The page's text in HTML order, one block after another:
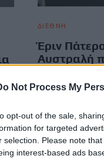
Not Process My
opt-out of the sale,
for targeted
selection. Please note
interest-based ads
ΔΙΕΘΝΗ
Έριν
Αυστραλή
Σε τρεις ισόβια
οποίους
Newsroom